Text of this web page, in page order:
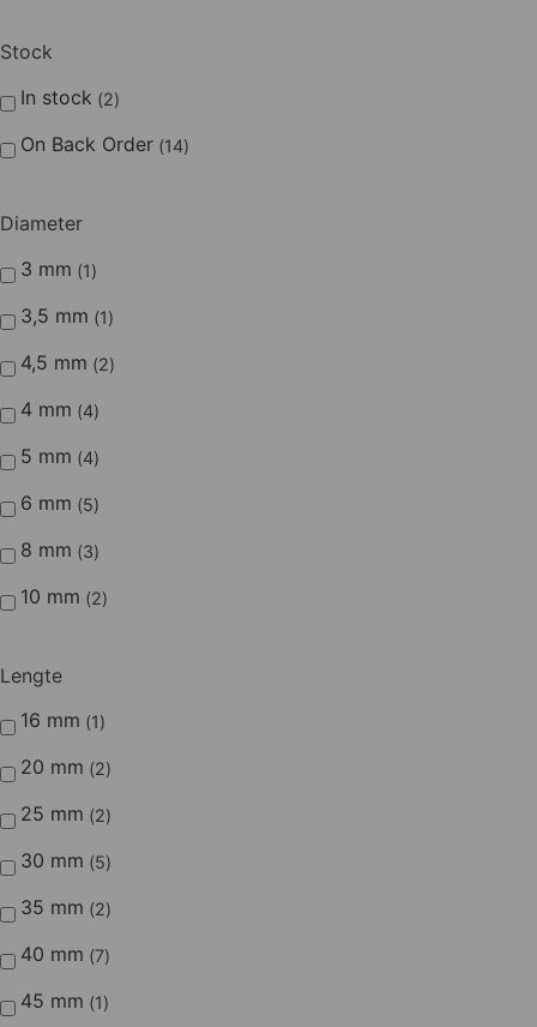
Stock
In stock
2
On Back Order 14
Diameter
3 mm
1
3,5 mm 1
4,5 mm 2
4 mm 4
5 mm 4
6 mm 5
8 mm 3
10 mm 2
Lengte
16 mm
1
20 mm 2
25 mm 2
30 mm 5
35 mm 2
40 mm 7
45 mm 1